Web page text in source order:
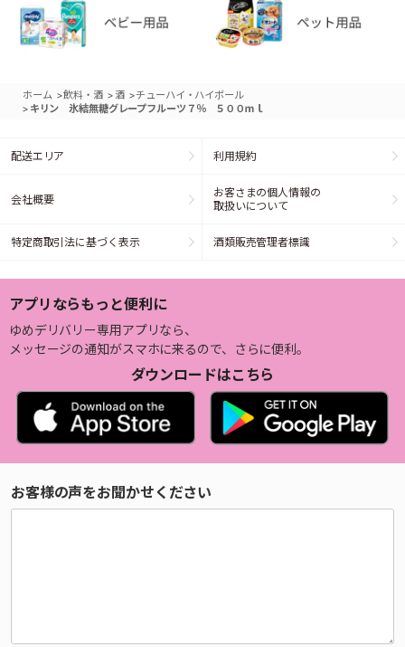
ホーム >飲料・酒 > 酒 >チューハイ・ハイボール
> キリン 氷結無糖グレープフルーツ７％ ５００ｍｌ
配送エリア 利用規約
会社概要
お客さまの個人情報の
取扱いについて
特定商取引法に基づく表示 酒類販売管理者標識
アプリならもっと便利に
ゆめデリバリー専用アプリなら、
メッセージの通知がスマホに来るので、さらに便利。
ダウンロードはこちら
お客様の声をお聞かせください